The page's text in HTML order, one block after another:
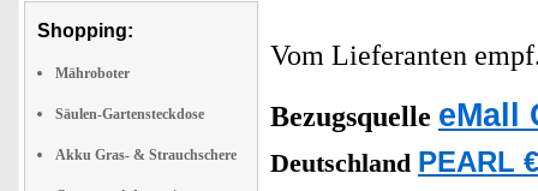
Shopping:
Mähroboter
Säulen-Gartensteckdose
Akku Gras- & Strauchschere
Vom Lieferanten
Bezugsquelle eMall
Deutschland PEARL